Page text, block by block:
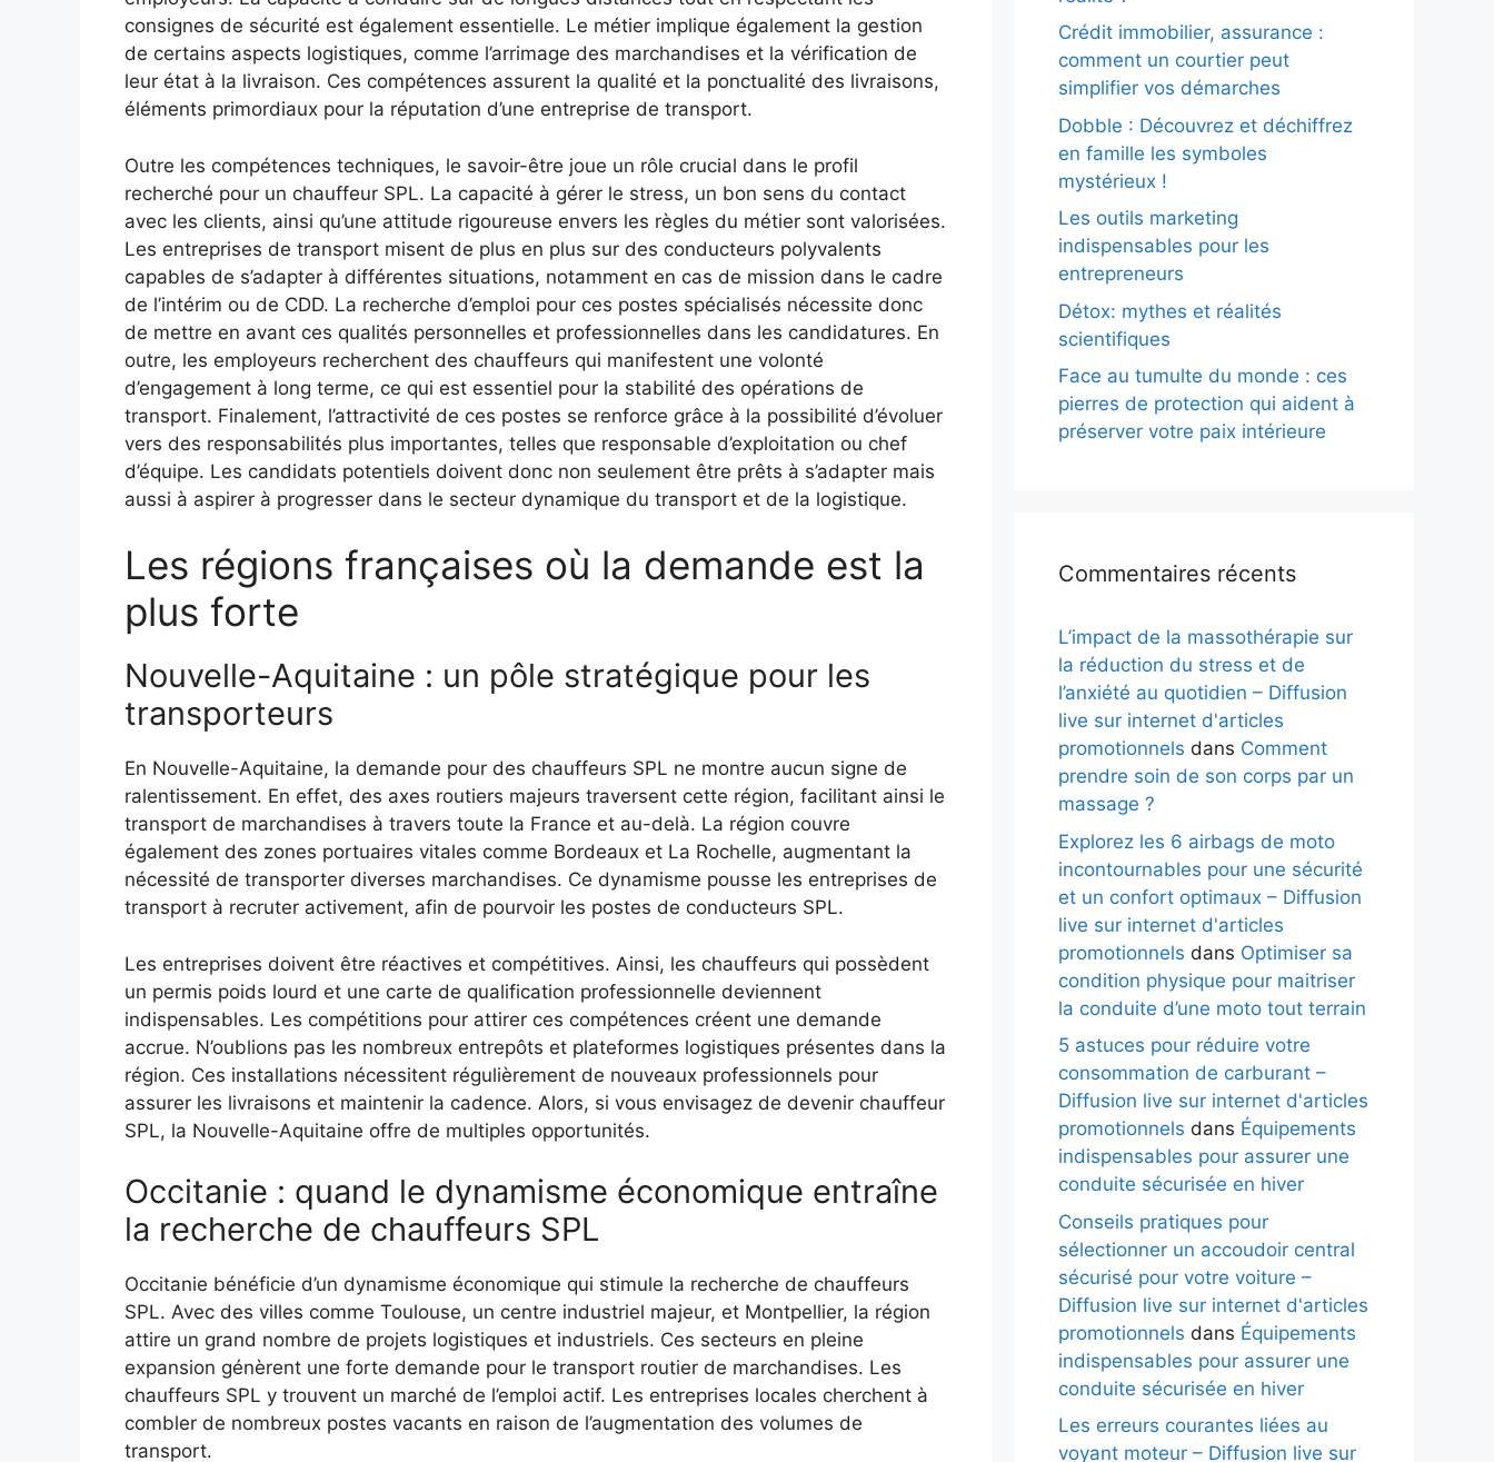
consignes de sécurité est également essentielle. Le métier implique également la gestion
de certains aspects logistiques, comme l’arrimage des marchandises et la vérification de
leur état à la livraison. Ces compétences assurent la qualité et la ponctualité des livraisons,
éléments primordiaux pour la réputation d’une entreprise de transport.
Outre les compétences techniques, le savoir-être joue un rôle crucial dans le profil
recherché pour un chauffeur SPL. La capacité à gérer le stress, un bon sens du contact
avec les clients, ainsi qu’une attitude rigoureuse envers les règles du métier sont valorisées.
Les entreprises de transport misent de plus en plus sur des conducteurs polyvalents
capables de s’adapter à différentes situations, notamment en cas de mission dans le cadre
de l’intérim ou de CDD. La recherche d’emploi pour ces postes spécialisés nécessite donc
de mettre en avant ces qualités personnelles et professionnelles dans les candidatures. En
outre, les employeurs recherchent des chauffeurs qui manifestent une volonté
d’engagement à long terme, ce qui est essentiel pour la stabilité des opérations de
transport. Finalement, l’attractivité de ces postes se renforce grâce à la possibilité d’évoluer
vers des responsabilités plus importantes, telles que responsable d’exploitation ou chef
d’équipe. Les candidats potentiels doivent donc non seulement être prêts à s’adapter mais
aussi à aspirer à progresser dans le secteur dynamique du transport et de la logistique.
Les régions françaises où la demande est la
plus forte
Nouvelle-Aquitaine : un pôle stratégique pour les
transporteurs
En Nouvelle-Aquitaine, la demande pour des chauffeurs SPL ne montre aucun signe de
ralentissement. En effet, des axes routiers majeurs traversent cette région, facilitant ainsi le
transport de marchandises à travers toute la France et au-delà. La région couvre
également des zones portuaires vitales comme Bordeaux et La Rochelle, augmentant la
nécessité de transporter diverses marchandises. Ce dynamisme pousse les entreprises de
transport à recruter activement, afin de pourvoir les postes de conducteurs SPL.
Les entreprises doivent être réactives et compétitives. Ainsi, les chauffeurs qui possèdent
un permis poids lourd et une carte de qualification professionnelle deviennent
indispensables. Les compétitions pour attirer ces compétences créent une demande
accrue. N’oublions pas les nombreux entrepôts et plateformes logistiques présentes dans la
région. Ces installations nécessitent régulièrement de nouveaux professionnels pour
assurer les livraisons et maintenir la cadence. Alors, si vous envisagez de devenir chauffeur
SPL, la Nouvelle-Aquitaine offre de multiples opportunités.
Occitanie : quand le dynamisme économique entraîne
la recherche de chauffeurs SPL
Occitanie bénéficie d’un dynamisme économique qui stimule la recherche de chauffeurs
SPL. Avec des villes comme Toulouse, un centre industriel majeur, et Montpellier, la région
attire un grand nombre de projets logistiques et industriels. Ces secteurs en pleine
expansion génèrent une forte demande pour le transport routier de marchandises. Les
chauffeurs SPL y trouvent un marché de l’emploi actif. Les entreprises locales cherchent à
combler de nombreux postes vacants en raison de l’augmentation des volumes de
transport.
Crédit immobilier, assurance :
comment un courtier peut
simplifier vos démarches
Dobble : Découvrez et déchiffrez
en famille les symboles
mystérieux !
Les outils marketing
indispensables pour les
entrepreneurs
Détox: mythes et réalités
scientifiques
Face au tumulte du monde : ces
pierres de protection qui aident à
préserver votre paix intérieure
Commentaires récents
L’impact de la massothérapie sur
la réduction du stress et de
l’anxiété au quotidien – Diffusion
live sur internet d'articles
promotionnels dans Comment
prendre soin de son corps par un
massage ?
Explorez les 6 airbags de moto
incontournables pour une sécurité
et un confort optimaux – Diffusion
live sur internet d'articles
promotionnels dans Optimiser sa
condition physique pour maitriser
la conduite d’une moto tout terrain
5 astuces pour réduire votre
consommation de carburant –
Diffusion live sur internet d'articles
promotionnels dans Équipements
indispensables pour assurer une
conduite sécurisée en hiver
Conseils pratiques pour
sélectionner un accoudoir central
sécurisé pour votre voiture –
Diffusion live sur internet d'articles
promotionnels dans Équipements
indispensables pour assurer une
conduite sécurisée en hiver
Les erreurs courantes liées au
voyant moteur – Diffusion live sur